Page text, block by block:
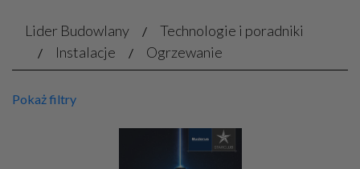
Lider Budowlany
Technologie i poradniki
Instalacje
Ogrzewanie
Pokaż filtry